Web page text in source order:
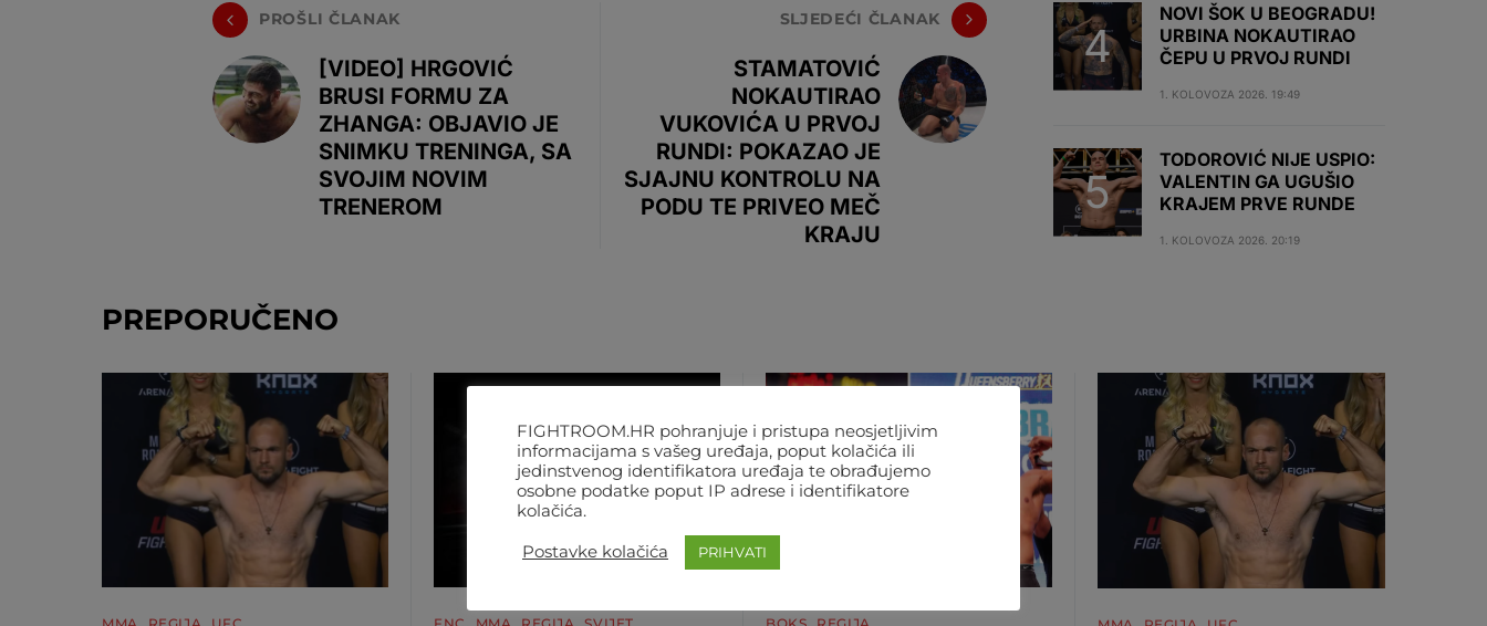
PROŠLI ČLANAK
[VIDEO] HRGOVIĆ
BRUSI FORMU ZA
ZHANGA: OBJAVIO JE
SNIMKU TRENINGA, SA
SVOJIM NOVIM
TRENEROM
SLJEDEĆI ČLANAK
STAMATOVIĆ
NOKAUTIRAO
VUKOVIĆA U PRVOJ
RUNDI: POKAZAO JE
SJAJNU KONTROLU NA
PODU TE PRIVEO MEČ
KRAJU
NOVI ŠOK U BEOGRADU!
URBINA NOKAUTIRAO
ČEPU U PRVOJ RUNDI
1. KOLOVOZA 2026. 19:49
TODOROVIĆ NIJE USPIO:
VALENTIN GA UGUŠIO
KRAJEM PRVE RUNDE
1. KOLOVOZA 2026. 20:19
PREPORUČENO
FIGHTROOM.HR pohranjuje i pristupa neosjetljivim
informacijama s vašeg uređaja, poput kolačića ili
jedinstvenog identifikatora uređaja te obrađujemo
osobne podatke poput IP adrese i identifikatore
kolačića.
Postavke kolačića PRIHVATI